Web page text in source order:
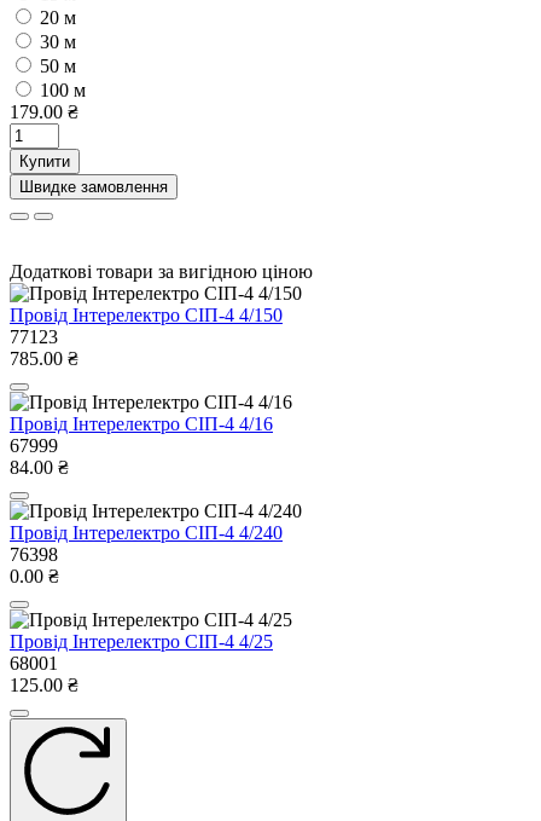
20 м
30 м
50 м
100 м
179.00 ₴
Купити
Швидке замовлення
Додаткові товари за вигідною ціною
Провід Інтерелектро СІП-4 4/150
77123
785.00 ₴
Провід Інтерелектро СІП-4 4/16
67999
84.00 ₴
Провід Інтерелектро СІП-4 4/240
76398
0.00 ₴
Провід Інтерелектро СІП-4 4/25
68001
125.00 ₴